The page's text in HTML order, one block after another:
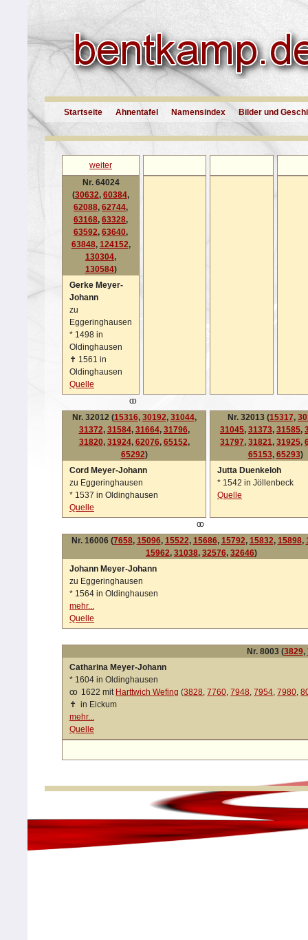
Startseite Ahnentafel Namensindex Bilder und
weiter
Nr. 64024
(30632, 60384,
62088, 62744,
63168, 63328,
63592, 63640,
63848, 124152,
130304,
130584)
Gerke Meyer-
Johann
zu
Eggeringhausen
* 1498 in
Oldinghausen
✝ 1561 in
Oldinghausen
Quelle
oo
Nr. 32012 (15316, 30192, 31044,
31372, 31584, 31664, 31796,
31820, 31924, 62076, 65152,
65292)
Cord Meyer-Johann
zu Eggeringhausen
* 1537 in Oldinghausen
Quelle
Nr. 32013 (15317,
31045, 31373, 31585,
31797, 31821, 31925,
65153, 65293)
Jutta Duenkeloh
* 1542 in Jöllenbeck
Quelle
oo
Nr. 16006 (7658, 15096, 15522, 15686, 15792, 15832, 15898,
15962, 31038, 32576, 32646)
Johann Meyer-Johann
zu Eggeringhausen
* 1564 in Oldinghausen
mehr...
Quelle
Nr. 8003 (3829,
Catharina Meyer-Johann
* 1604 in Oldinghausen
oo
1622 mit Harttwich Wefing (3828,7760,7948,7954,7980,
✝ in Eickum
mehr...
Quelle